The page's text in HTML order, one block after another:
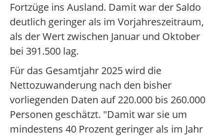
Fortzüge ins Ausland. Damit war der Saldo
deutlich geringer als im Vorjahreszeitraum,
als der Wert zwischen Januar und Oktober
bei 391.500 lag.
Für das Gesamtjahr 2025 wird die
Nettozuwanderung nach den bisher
vorliegenden Daten auf 220.000 bis 260.000
Personen geschätzt. "Damit war sie um
mindestens 40 Prozent geringer als im Jahr